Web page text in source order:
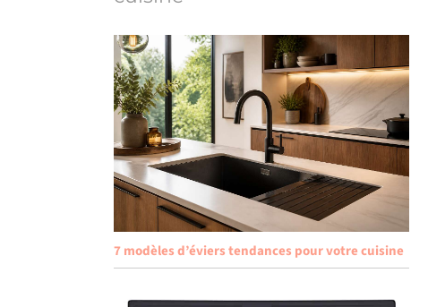
7 modèles d’éviers tendances pour votre cuisine